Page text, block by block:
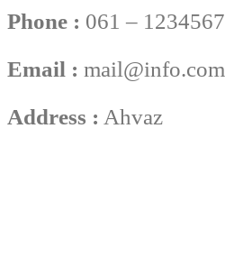
Phone : 061 – 1234567
Email : mail@info.com
Address : Ahvaz